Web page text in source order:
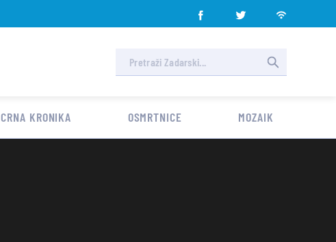
CRNA KRONIKA OSMRTNICE MOZAIK